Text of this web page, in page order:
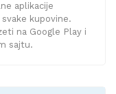
aplikacije
kupovine.
na Google Play i
sajtu.